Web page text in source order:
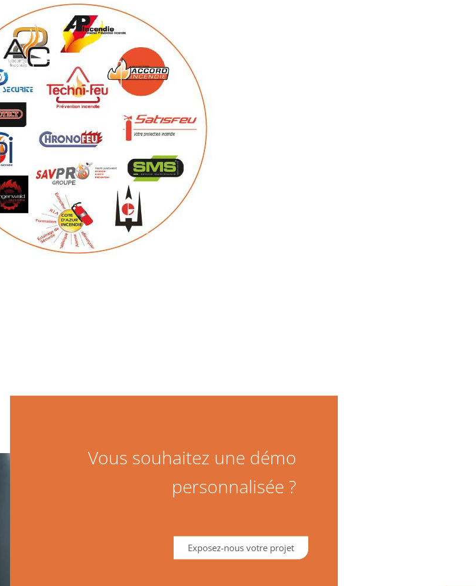
Vous souhaitez une démo
personnalisée ?
Exposez-nous votre projet